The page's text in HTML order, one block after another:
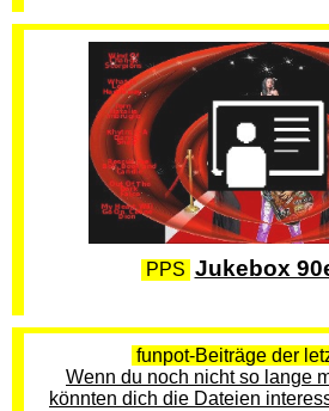
PPS Jukebox
funpot-Beiträge der
Wenn du noch nicht so lange
könnten dich die Dateien